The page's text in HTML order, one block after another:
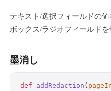
テキスト/選択フィールドの
ボックス/ラジオフィールドを
墨消し
def addRedaction (